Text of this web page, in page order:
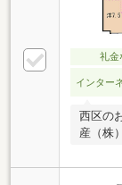
礼金
インター
西区の
産（株